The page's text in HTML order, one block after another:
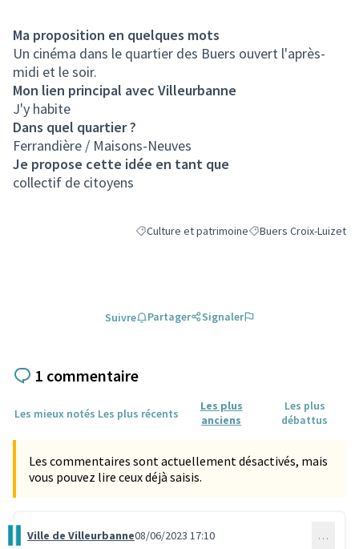
Ma proposition en quelques mots
Un cinéma dans le quartier des Buers ouvert l'après-
midi et le soir.
Mon lien principal avec Villeurbanne
J'y habite
Dans quel quartier ?
Ferrandière / Maisons-Neuves
Je propose cette idée en tant que
collectif de citoyens
Filtrer les résultats de la catégorie : Culture
Culture et patrimoineFiltrer les résultats
Buers Croix-Luizet
Suivre Partager Signaler
1 commentaire
Les mieux notés Les plus récents
Les plus
anciens
Les plus
débattus
Les commentaires sont actuellement désactivés, mais
vous pouvez lire ceux déjà saisis.
Commentaire 2580
Ville de Villeurbanne08/06/2023 17:10 …